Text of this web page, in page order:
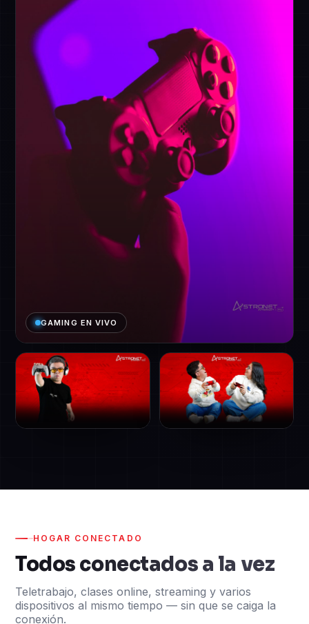
GAMING EN VIVO
HOGAR CONECTADO
Todos conectados a la vez
Teletrabajo, clases online, streaming y varios
dispositivos al mismo tiempo — sin que se caiga la
conexión.